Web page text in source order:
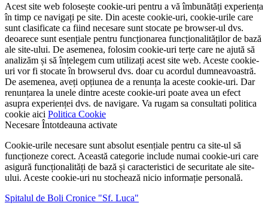
Acest site web folosește cookie-uri pentru a vă îmbunătăți experiența
în timp ce navigați pe site. Din aceste cookie-uri, cookie-urile care
sunt clasificate ca fiind necesare sunt stocate pe browser-ul dvs.
deoarece sunt esențiale pentru funcționarea funcționalităților de bază
ale site-ului. De asemenea, folosim cookie-uri terțe care ne ajută să
analizăm și să înțelegem cum utilizați acest site web. Aceste cookie-
uri vor fi stocate în browserul dvs. doar cu acordul dumneavoastră.
De asemenea, aveți opțiunea de a renunța la aceste cookie-uri. Dar
renunțarea la unele dintre aceste cookie-uri poate avea un efect
asupra experienței dvs. de navigare. Va rugam sa consultati politica
cookie aici Politica Cookie
Necesare Întotdeauna activate
Cookie-urile necesare sunt absolut esențiale pentru ca site-ul să
funcționeze corect. Această categorie include numai cookie-uri care
asigură funcționalități de bază și caracteristici de securitate ale site-
ului. Aceste cookie-uri nu stochează nicio informație personală.
Spitalul de Boli Cronice "Sf. Luca"